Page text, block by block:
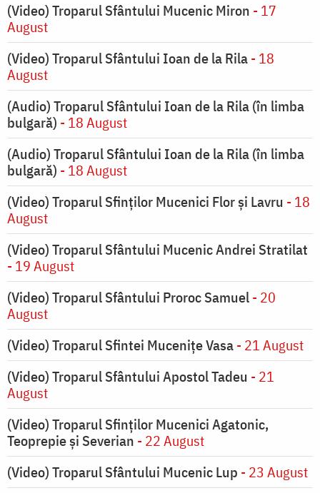
(Video) Troparul Sfântului Mucenic Miron - 17
August
(Video) Troparul Sfântului Ioan de la Rila- 18
August
(Audio) Troparul Sfântului Ioan de la Rila (în limba
bulgară) - 18 August
(Audio) Troparul Sfântului Ioan de la Rila (în limba
bulgară) - 18 August
(Video) Troparul Sfinților Mucenici Flor și Lavru - 18
August
(Video) Troparul Sfântului Mucenic Andrei Stratilat
- 19 August
(Video) Troparul Sfântului Proroc Samuel- 20
August
(Video) Troparul Sfintei Mucenițe Vasa- 21 August
(Video) Troparul Sfântului Apostol Tadeu - 21
August
(Video) Troparul Sfinților Mucenici Agatonic,
Teoprepie și Severian - 22 August
(Video) Troparul Sfântului Mucenic Lup - 23 August